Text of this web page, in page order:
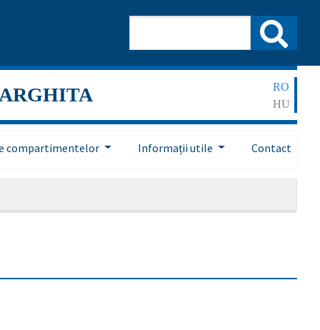
RO
HU
compartimentelor Informații utile Contact